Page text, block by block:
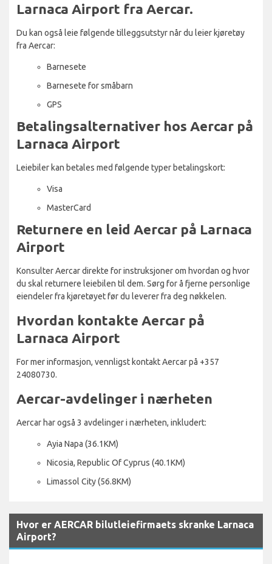
Larnaca Airport fra Aercar.
Du kan også leie følgende tilleggsutstyr når du leier kjøretøy
fra Aercar:
Barnesete
Barnesete for småbarn
GPS
Betalingsalternativer hos Aercar på
Larnaca Airport
Leiebiler kan betales med følgende typer betalingskort:
Visa
MasterCard
Returnere en leid Aercar på Larnaca
Airport
Konsulter Aercar direkte for instruksjoner om hvordan og hvor
du skal returnere leiebilen til dem. Sørg for å fjerne personlige
eiendeler fra kjøretøyet før du leverer fra deg nøkkelen.
Hvordan kontakte Aercar på
Larnaca Airport
For mer informasjon, vennligst kontakt Aercar på +357
24080730.
Aercar-avdelinger i nærheten
Aercar har også 3 avdelinger i nærheten, inkludert:
Ayia Napa (36.1KM)
Nicosia, Republic Of Cyprus (40.1KM)
Limassol City (56.8KM)
Hvor er AERCAR bilutleiefirmaets skranke Larnaca
Airport?